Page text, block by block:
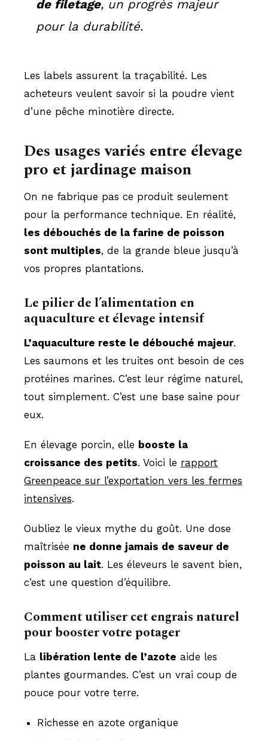
de filetage, un progrès majeur
pour la durabilité.
Les labels assurent la traçabilité. Les
acheteurs veulent savoir si la poudre vient
d’une pêche minotière directe.
Des usages variés entre élevage
pro et jardinage maison
On ne fabrique pas ce produit seulement
pour la performance technique. En réalité,
les débouchés de la farine de poisson
sont multiples, de la grande bleue jusqu’à
vos propres plantations.
Le pilier de l’alimentation en
aquaculture et élevage intensif
L’aquaculture reste le débouché majeur.
Les saumons et les truites ont besoin de ces
protéines marines. C’est leur régime naturel,
tout simplement. C’est une base saine pour
eux.
En élevage porcin, elle booste la
croissance des petits. Voici le rapport
Greenpeace sur l’exportation vers les fermes
intensives.
Oubliez le vieux mythe du goût. Une dose
maîtrisée ne donne jamais de saveur de
poisson au lait. Les éleveurs le savent bien,
c’est une question d’équilibre.
Comment utiliser cet engrais naturel
pour booster votre potager
La libération lente de l’azote aide les
plantes gourmandes. C’est un vrai coup de
pouce pour votre terre.
Richesse en azote organique